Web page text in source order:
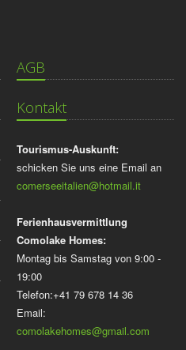
AGB
Kontakt
Tourismus-Auskunft:
schicken Sie uns eine Email an
comerseeitalien@hotmail.it
Ferienhausvermittlung
Comolake Homes:
Montag bis Samstag von 9:00 -
19:00
Telefon:+41 79 678 14 36
Email:
comolakehomes@gmail.com